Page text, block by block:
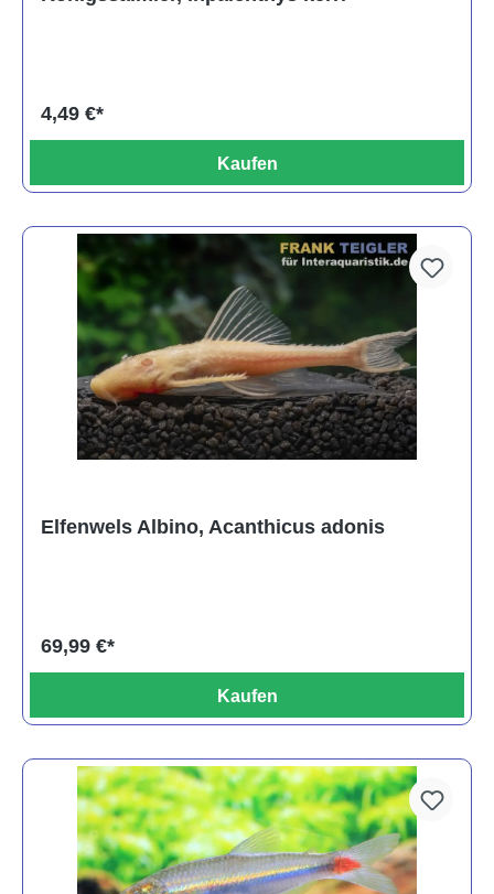
4,49 €*
Kaufen
Elfenwels Albino, Acanthicus adonis
69,99 €*
Kaufen